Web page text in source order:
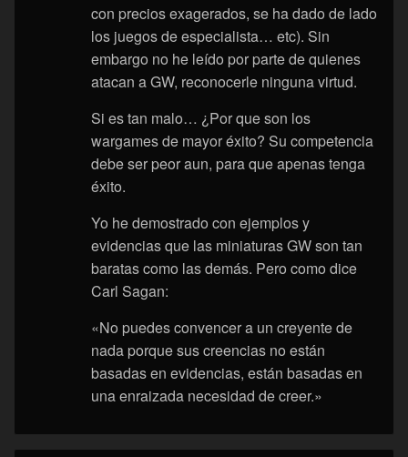
con precios exagerados, se ha dado de lado
los juegos de especialista… etc). Sin
embargo no he leído por parte de quienes
atacan a GW, reconocerle ninguna virtud.
Si es tan malo… ¿Por que son los
wargames de mayor éxito? Su competencia
debe ser peor aun, para que apenas tenga
éxito.
Yo he demostrado con ejemplos y
evidencias que las miniaturas GW son tan
baratas como las demás. Pero como dice
Carl Sagan:
«No puedes convencer a un creyente de
nada porque sus creencias no están
basadas en evidencias, están basadas en
una enraizada necesidad de creer.»